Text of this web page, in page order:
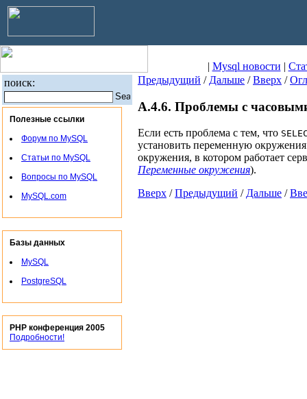
| Mysql новости |
поиск:
Полезные ссылки
Форум по MySQL
Статьи по MySQL
Вопросы по MySQL
MySQL.com
Базы данных
MySQL
PostgreSQL
PHP конференция 2005
Подробности!
Предыдущий / Дальше /Вверх /
A.4.6. Проблемы с
Если есть проблема с тем, что
установить переменную
окружения, в котором работает
Переменные окружения).
Вверх /Предыдущий /Дальше /